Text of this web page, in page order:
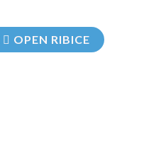
OPEN RIBICE